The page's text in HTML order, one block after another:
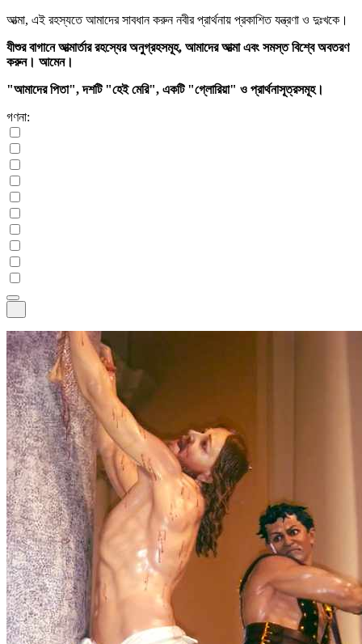
আত্মা, এই রহস্যতে আমাদের সাবধান করুন নবীর প্রার্থনায় প্রকাশিত যন্ত্রণা ও দুঃখকে।
যীশুর বাগানে আত্মার্তার রহস্যের অনুগ্রহসমূহ, আমাদের আত্মা এবং সমস্ত বিশ্বে অবতরণ
করুন। আমেন।
"আমাদের পিতা", দশটি "হেই মেরি", একটি "গ্লোরিয়া" ও প্রার্থনাসূত্রসমূহ।
গণনা: